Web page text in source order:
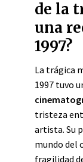
de la
una
1997?
La trágica
1997 tuvo
tristeza
artista. Su
mundo del
fragilidad